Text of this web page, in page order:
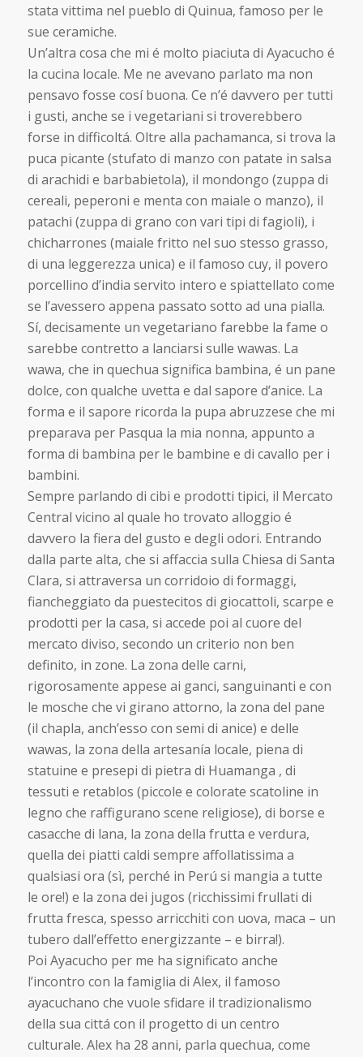
stata vittima nel pueblo di Quinua, famoso per le
sue ceramiche.
Un’altra cosa che mi é molto piaciuta di Ayacucho é
la cucina locale. Me ne avevano parlato ma non
pensavo fosse cosí buona. Ce n’é davvero per tutti
i gusti, anche se i vegetariani si troverebbero
forse in difficoltá. Oltre alla pachamanca, si trova la
puca picante (stufato di manzo con patate in salsa
di arachidi e barbabietola), il mondongo (zuppa di
cereali, peperoni e menta con maiale o manzo), il
patachi (zuppa di grano con vari tipi di fagioli), i
chicharrones (maiale fritto nel suo stesso grasso,
di una leggerezza unica) e il famoso cuy, il povero
porcellino d’india servito intero e spiattellato come
se l’avessero appena passato sotto ad una pialla.
Sí, decisamente un vegetariano farebbe la fame o
sarebbe contretto a lanciarsi sulle wawas. La
wawa, che in quechua significa bambina, é un pane
dolce, con qualche uvetta e dal sapore d’anice. La
forma e il sapore ricorda la pupa abruzzese che mi
preparava per Pasqua la mia nonna, appunto a
forma di bambina per le bambine e di cavallo per i
bambini.
Sempre parlando di cibi e prodotti tipici, il Mercato
Central vicino al quale ho trovato alloggio é
davvero la fiera del gusto e degli odori. Entrando
dalla parte alta, che si affaccia sulla Chiesa di Santa
Clara, si attraversa un corridoio di formaggi,
fiancheggiato da puestecitos di giocattoli, scarpe e
prodotti per la casa, si accede poi al cuore del
mercato diviso, secondo un criterio non ben
definito, in zone. La zona delle carni,
rigorosamente appese ai ganci, sanguinanti e con
le mosche che vi girano attorno, la zona del pane
(il chapla, anch’esso con semi di anice) e delle
wawas, la zona della artesanía locale, piena di
statuine e presepi di pietra di Huamanga , di
tessuti e retablos (piccole e colorate scatoline in
legno che raffigurano scene religiose), di borse e
casacche di lana, la zona della frutta e verdura,
quella dei piatti caldi sempre affollatissima a
qualsiasi ora (sì, perché in Perú si mangia a tutte
le ore!) e la zona dei jugos (ricchissimi frullati di
frutta fresca, spesso arricchiti con uova, maca – un
tubero dall’effetto energizzante – e birra!).
Poi Ayacucho per me ha significato anche
l’incontro con la famiglia di Alex, il famoso
ayacuchano che vuole sfidare il tradizionalismo
della sua cittá con il progetto di un centro
culturale. Alex ha 28 anni, parla quechua, come